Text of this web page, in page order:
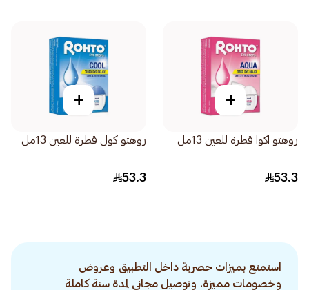
+
روهتو اكوا قطرة للعين 13مل
53.3
+
روهتو كول قطرة للعين 13مل
53.3
استمتع بميزات حصرية داخل التطبيق وعروض
وخصومات مميزة. وتوصيل مجاني لمدة سنة كاملة